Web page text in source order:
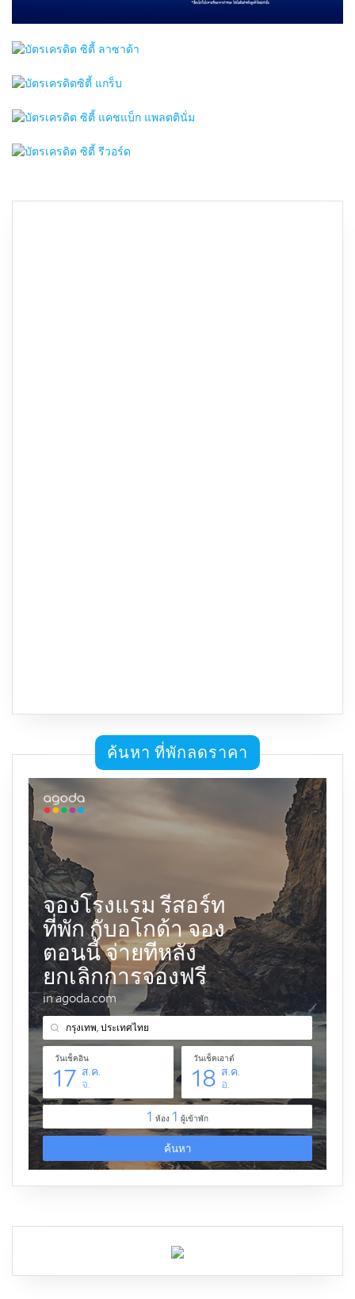
ค้นหา ที่พักลดราคา